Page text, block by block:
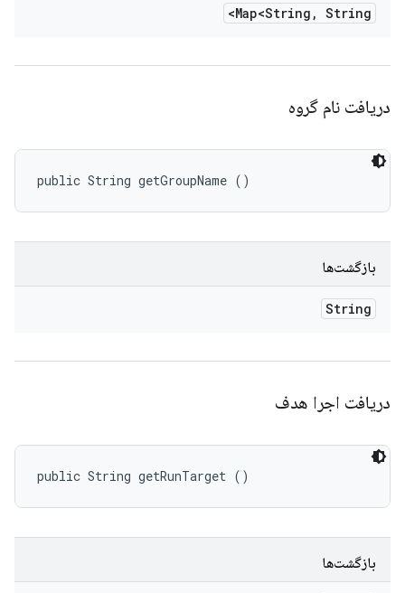
Map<String , String>
دریافت نام گروه
public String getGroupName ()
بازگشت‌ها
String
دریافت اجرا هدف
public String getRunTarget ()
بازگشت‌ها